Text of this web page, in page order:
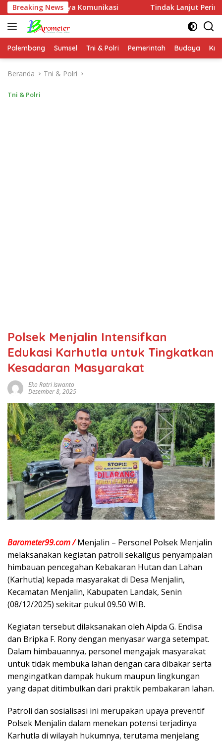
Langsung
ke
konten
Breaking News
Komunikasi Tindak Lanjut Perintah Kapolres
Palembang Sumsel Tni & Polri Pemerintah Budaya
Beranda Tni & Polri
Tni & Polri
Polsek Menjalin Intensifkan
Edukasi Karhutla untuk Tingkatkan
Kesadaran Masyarakat
Eko Ratri Iswanto
Desember 8, 2025
Barometer99.com /Menjalin – Personel Polsek Menjalin
melaksanakan kegiatan patroli sekaligus penyampaian
himbauan pencegahan Kebakaran Hutan dan Lahan
(Karhutla) kepada masyarakat di Desa Menjalin,
Kecamatan Menjalin, Kabupaten Landak, Senin
(08/12/2025) sekitar pukul 09.50 WIB.
Kegiatan tersebut dilaksanakan oleh Aipda G. Endisa
dan Bripka F. Rony dengan menyasar warga setempat.
Dalam himbauannya, personel mengajak masyarakat
untuk tidak membuka lahan dengan cara dibakar serta
mengingatkan dampak hukum maupun lingkungan
yang dapat ditimbulkan dari praktik pembakaran lahan.
Patroli dan sosialisasi ini merupakan upaya preventif
Polsek Menjalin dalam menekan potensi terjadinya
Karhutla di wilayah hukumnya, terutama menjelang